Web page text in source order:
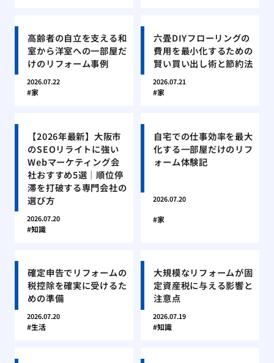
高齢者の自立を支える和
室から洋室への一部屋だ
けのリフォーム事例
2026.07.22
家
六畳DIYフローリングの
費用を最小化するための
賢い買い出し術と節約法
2026.07.21
家
【2026年最新】大阪市
のSEOリライトに強い
Webマーケティング会
社おすすめ5選｜順位停
滞を打破する専門会社の
選び方
2026.07.20
知識
自宅での仕事効率を最大
化する一部屋だけのリフ
ォーム体験記
2026.07.20
家
確定申告でリフォームの
税控除を確実に受けるた
めの準備
2026.07.20
生活
大規模なリフォームが固
定資産税に与える影響と
注意点
2026.07.19
知識